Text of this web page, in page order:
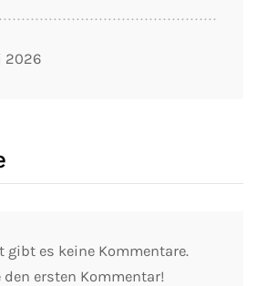
2026
gibt es keine Kommentare.
den ersten Kommentar!